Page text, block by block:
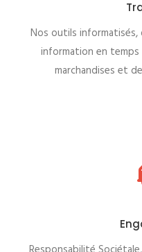
Nos outils
information en
marchandises et